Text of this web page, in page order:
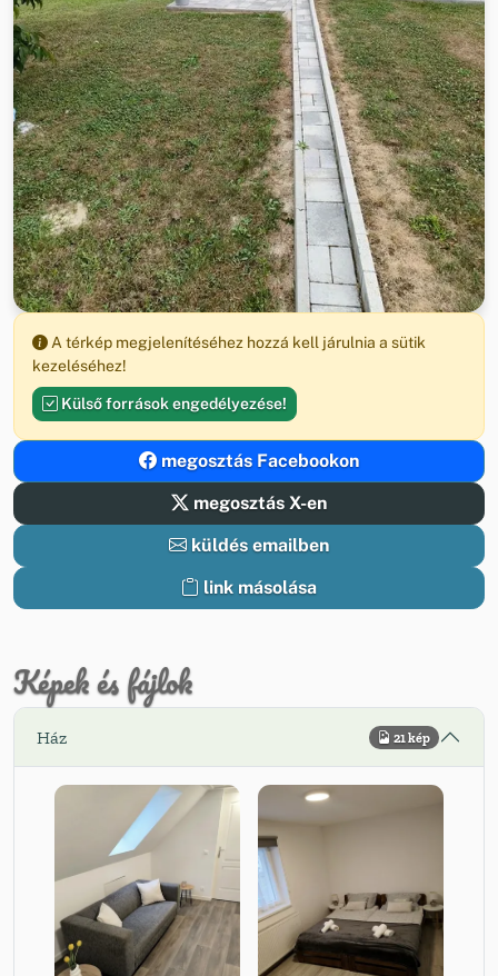
A térkép megjelenítéséhez hozzá kell járulnia a sütik
kezeléséhez!
Külső források engedélyezése!
megosztás Facebookon
megosztás X-en
küldés emailben
link másolása
Képek és fájlok
Ház 21 kép